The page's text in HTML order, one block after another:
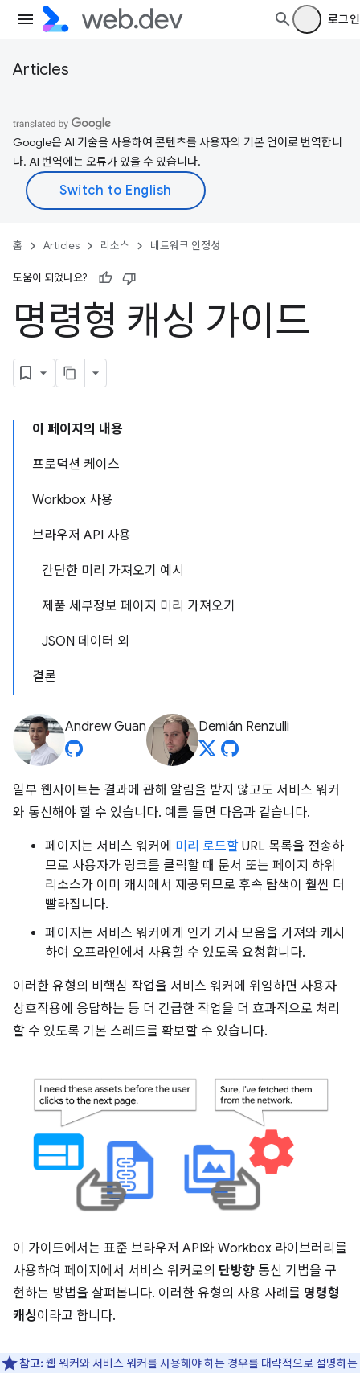
로그인
Articles
Google은 AI 기술을 사용하여 콘텐츠를 사용자의 기본 언어로 번역합니
다. AI 번역에는 오류가 있을 수 있습니다.
홈 Articles 리소스 네트워크 안정성
도움이 되었나요?
명령형 캐싱 가이드
이 페이지의 내용
프로덕션 케이스
Workbox 사용
브라우저 API 사용
간단한 미리 가져오기 예시
제품 세부정보 페이지 미리 가져오기
JSON 데이터 외
결론
Andrew Guan Demián Renzulli
일부 웹사이트는 결과에 관해 알림을 받지 않고도 서비스 워커
와 통신해야 할 수 있습니다. 예를 들면 다음과 같습니다.
페이지는 서비스 워커에 미리 로드할 URL 목록을 전송하
므로 사용자가 링크를 클릭할 때 문서 또는 페이지 하위
리소스가 이미 캐시에서 제공되므로 후속 탐색이 훨씬 더
빨라집니다.
페이지는 서비스 워커에게 인기 기사 모음을 가져와 캐시
하여 오프라인에서 사용할 수 있도록 요청합니다.
이러한 유형의 비핵심 작업을 서비스 워커에 위임하면 사용자
상호작용에 응답하는 등 더 긴급한 작업을 더 효과적으로 처리
할 수 있도록 기본 스레드를 확보할 수 있습니다.
이 가이드에서는 표준 브라우저 API와 Workbox 라이브러리를
사용하여 페이지에서 서비스 워커로의 단방향 통신 기법을 구
현하는 방법을 살펴봅니다. 이러한 유형의 사용 사례를 명령형
캐싱이라고 합니다.
참고:웹 워커와 서비스 워커를 사용해야 하는 경우를 대략적으로 설명하는